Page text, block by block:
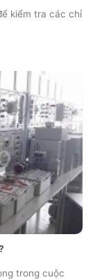
kiểm tra các chỉ
trong cuộc